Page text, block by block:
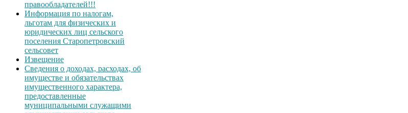
правообладателей!!!
Информация по налогам,
льготам для физических и
юридических лиц сельского
поселения Старопетровский
сельсовет
Извещение
Сведения о доходах, расходах, об
имуществе и обязательствах
имущественного характера,
предоставленные
муниципальными служащими